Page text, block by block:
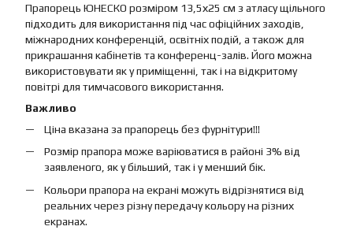
Прапорець ЮНЕСКО розміром 13,5х25 см з атласу щільного
підходить для використання під час офіційних заходів,
міжнародних конференцій, освітніх подій, а також для
прикрашання кабінетів та конференц-залів. Його можна
використовувати як у приміщенні, так і на відкритому
повітрі для тимчасового використання.
Важливо
Ціна вказана за прапорець без фурнітури!!!
Розмір прапора може варіюватися в районі 3% від
заявленого, як у більший, так і у менший бік.
Кольори прапора на екрані можуть відрізнятися від
реальних через різну передачу кольору на різних
екранах.